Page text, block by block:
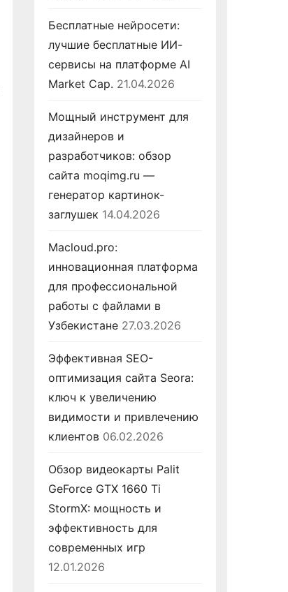
Бесплатные нейросети:
лучшие бесплатные ИИ-
сервисы на платформе AI
Market Cap. 21.04.2026
Мощный инструмент для
дизайнеров и
разработчиков: обзор
сайта moqimg.ru —
генератор картинок-
заглушек 14.04.2026
Macloud.pro:
инновационная платформа
для профессиональной
работы с файлами в
Узбекистане 27.03.2026
Эффективная SEO-
оптимизация сайта Seora:
ключ к увеличению
видимости и привлечению
клиентов 06.02.2026
Обзор видеокарты Palit
GeForce GTX 1660 Ti
StormX: мощность и
эффективность для
современных игр
12.01.2026